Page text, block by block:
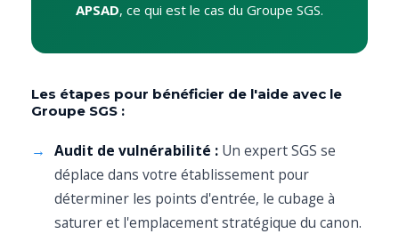
APSAD, ce qui est le cas du Groupe SGS.
Les étapes pour bénéficier de l'aide avec le
Groupe SGS :
Audit de vulnérabilité : Un expert SGS se
déplace dans votre établissement pour
déterminer les points d'entrée, le cubage à
saturer et l'emplacement stratégique du canon.